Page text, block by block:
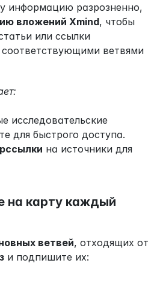
информацию разрозненно,
вложений Xmind, чтобы
или ссылки
соответствующими ветвями
исследовательские
для быстрого доступа.
на источники для
на карту каждый
ветвей, отходящих от
и подпишите их: